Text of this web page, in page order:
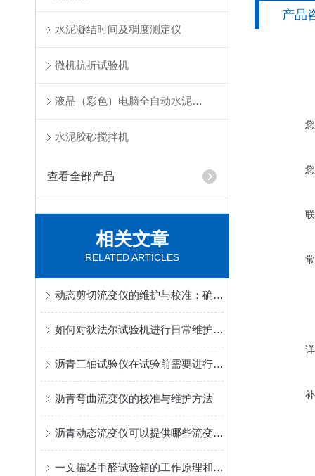
水泥凝结时间及稠度测定仪
微机抗折试验机
液晶（彩色）电脑全自动水泥抗折试验机
水泥胶砂搅拌机
查看全部产品
相关文章
RELATED ARTICLES
动态剪切流变仪的维护与校准：确保长期数据可靠性的关键步骤
如何对狄法尔试验机进行日常维护保养？
沥青三轴试验仪在试验前需要进行哪些必要的调试？
沥青弯曲流变仪的校准与维护方法
沥青动态流变仪可以提供哪些流变学参数？
一文描述甲醛试验箱的工作原理和使用细节
产品